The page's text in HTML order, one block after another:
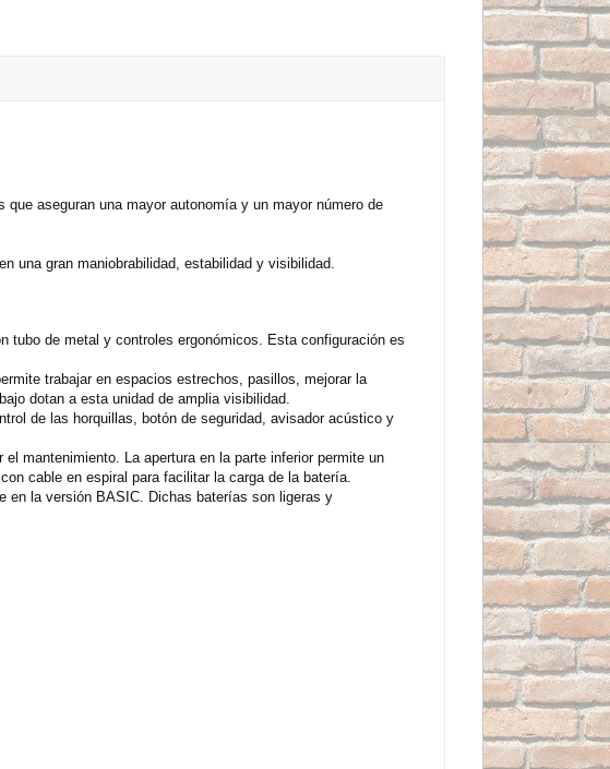
aseguran una mayor autonomía y un mayor número de
una gran maniobrabilidad, estabilidad y visibilidad.
tubo de metal y controles ergonómicos. Esta configuración es
trabajar en espacios estrechos, pasillos, mejorar la
dotan a esta unidad de amplia visibilidad.
de las horquillas, botón de seguridad, avisador acústico y
mantenimiento. La apertura en la parte inferior permite un
cable en espiral para facilitar la carga de la batería.
en la versión BASIC. Dichas baterías son ligeras y